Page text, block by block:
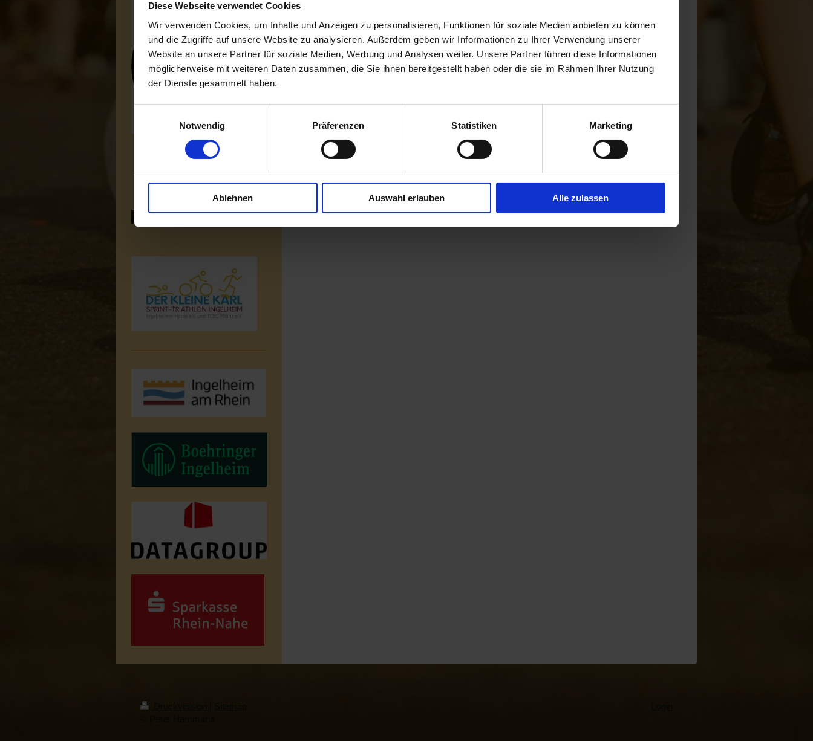
Diese Webseite verwendet Cookies
Wir verwenden Cookies, um Inhalte und Anzeigen zu personalisieren, Funktionen für soziale Medien anbieten zu können
und die Zugriffe auf unsere Website zu analysieren. Außerdem geben wir Informationen zu Ihrer Verwendung unserer
Website an unsere Partner für soziale Medien, Werbung und Analysen weiter. Unsere Partner führen diese Informationen
möglicherweise mit weiteren Daten zusammen, die Sie ihnen bereitgestellt haben oder die sie im Rahmen Ihrer Nutzung
der Dienste gesammelt haben.
Notwendig
Präferenzen Statistiken Marketing
Ablehnen Auswahl erlauben Alle zulassen
Der Staffellauf geht über die Halbmarathon-Distanz. Der Lauf ist auf 3 Läufer (3
mal 7 km) aufgeteilt. Es finden somit zwei Staffelwechsel statt.
Die Wechselzonen sind:
Wechselzone I: Vereinsheim des ICV, Westerhausstraße 4, Ingelheim
WICHTIG! Der Zielläufer (3. Läufer) muss im Vorfeld feststehen und kann
nicht getauscht werden! Denn er hat die Startnummer mit dem Zeitnahme-
Startgebühren
Staffel 55,- Euro
Die komplette Ausschreibung findet ihr